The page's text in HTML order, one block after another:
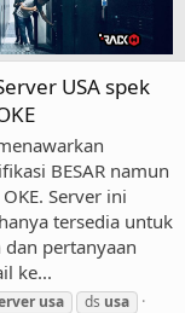
USA spek
BESAR namun
Server ini
tersedia untuk
dan pertanyaan
ke...
usa ds usa